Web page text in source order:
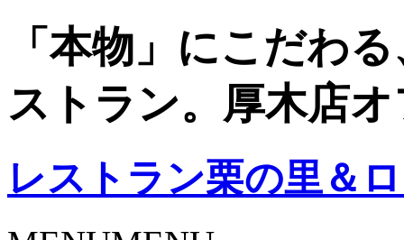
「本物」にこだわ
ストラン。厚木店
レストラン栗の里＆